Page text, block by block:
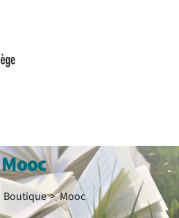
Mooc
Boutique Mooc